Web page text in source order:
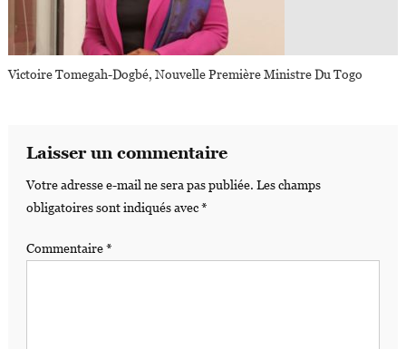
Victoire Tomegah-Dogbé, Nouvelle Première Ministre Du Togo
Laisser un commentaire
Votre adresse e-mail ne sera pas publiée. Les champs
obligatoires sont indiqués avec*
Commentaire*